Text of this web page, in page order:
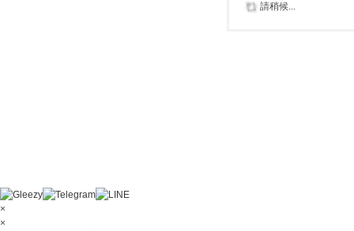
請稍候...
×
×